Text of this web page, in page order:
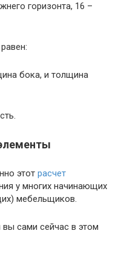
горизонта, 16 –
бока, и толщина
этот расчет
у многих начинающих
мебельщиков.
сами сейчас в этом